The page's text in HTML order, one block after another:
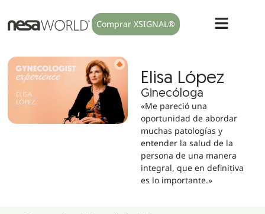
Comprar XSIGNAL®
Elisa López
Ginecóloga
«Me pareció una
oportunidad de abordar
muchas patologías y
entender la salud de la
persona de una manera
integral, que en definitiva
es lo importante.»